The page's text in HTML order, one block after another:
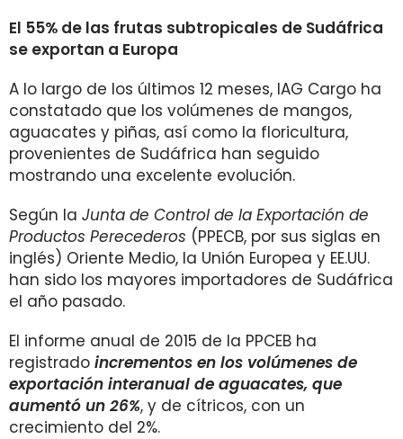
El 55% de las frutas subtropicales de Sudáfrica
se exportan a Europa
A lo largo de los últimos 12 meses, IAG Cargo ha
constatado que los volúmenes de mangos,
aguacates y piñas, así como la floricultura,
provenientes de Sudáfrica han seguido
mostrando una excelente evolución.
Según la Junta de Control de la Exportación de
Productos Perecederos (PPECB, por sus siglas en
inglés) Oriente Medio, la Unión Europea y EE.UU.
han sido los mayores importadores de Sudáfrica
el año pasado.
El informe anual de 2015 de la PPCEB ha
registrado incrementos en los volúmenes de
exportación interanual de aguacates, que
aumentó un 26%, y de cítricos, con un
crecimiento del 2%.